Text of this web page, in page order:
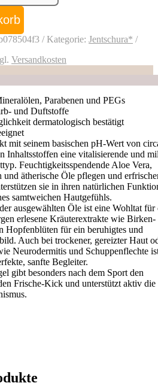
Kategorie: Jentschura*
Versandkosten
Parabenen und PEGs
und Duftstoffe
dermatologisch bestätigt
mit seinem basischen pH-Wert von
Inhaltsstoffen eine vitalisierende und
Feuchtigkeitsspendende Aloe Vera,
ätherische Öle pflegen und
sie in ihren natürlichen
samtweichen Hautgefühls.
ausgewählten Öle ist eine Wohltat für
erlesene Kräuterextrakte wie Birken-
Hopfenblüten für ein beruhigtes und
Auch bei trockener, gereizter Haut
Neurodermitis und Schuppenflechte
sanfte Begleiter.
gibt besonders nach dem Sport den
Frische-Kick und unterstützt aktiv die